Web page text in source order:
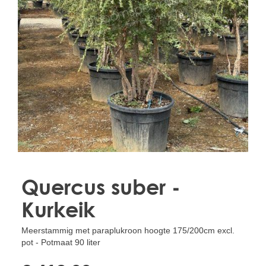
Treesafe
VORSTBESCHERMINGVOORBOMEN.NL
WINTERSCHUTZFUERBAEUME.DE
FROSTPROTECTIONFORTREES.CO.UK
Terracotta
TERRACOTTA.NL
TERRACOTTA.BE
TERRAKOTTA.DE
Quercus suber -
Kurkeik
Meerstammig met paraplukroon hoogte 175/200cm excl.
pot - Potmaat 90 liter